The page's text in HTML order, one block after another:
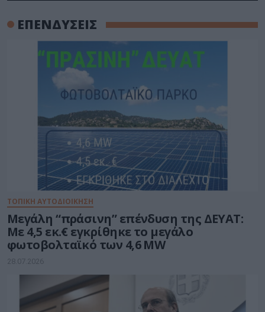
ΕΠΕΝΔΥΣΕΙΣ
ΤΟΠΙΚΗ ΑΥΤΟΔΙΟΙΚΗΣΗ
Μεγάλη “πράσινη” επένδυση της ΔΕΥΑΤ:
Με 4,5 εκ.€ εγκρίθηκε το μεγάλο
φωτοβολταϊκό των 4,6 MW
28.07.2026